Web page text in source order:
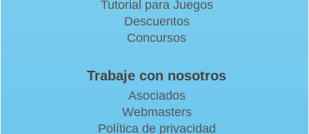
Tutorial para Juegos
Descuentos
Concursos
Trabaje con nosotros
Asociados
Webmasters
Política de privacidad